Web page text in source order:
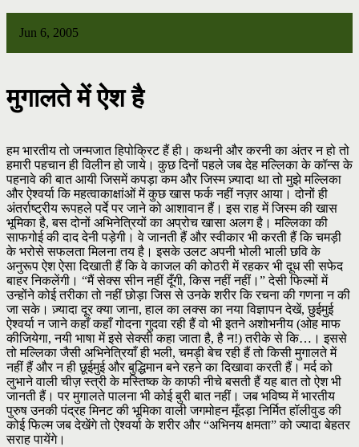
Jun 6, 2005
मुगालते में ऐश है
हम भारतीय तो जन्मजात हिपोक्रिट हैं ही। कथनी और करनी का अंतर न हो तो
हमारी पहचान ही विलीन हो जाये। कुछ दिनों पहले जब देह मल्लिका के कॉन्स के
पहनावे की बात आयी जिसमें कपड़ा कम और जिस्म ज़्यादा था तो मुझे मल्लिका
और ऐश्वर्या कि महत्वाकाक्षांओं में कुछ खास फर्क नहीं नज़र आया। दोनों ही
अंतर्राष्ट्रीय रूपहले पर्दे पर जाने को आशावान हैं। इस राह में जिस्म की खास
भूमिका है, बस दोनों अभिनेत्रियों का अप्रोच खासा अलग है। मल्लिका की
साफगोई की दाद देनी पड़ेगी। वे जानती हैं और स्वीकार भी करती हैं कि चमड़ी
के भरोसे सफलता मिलना तय है। इसके उलट अपनी भोली भाली छवि के
अनुरूप ऐश ऐसा दिखाती हैं कि वे काजल की कोठरी में रहकर भी दूध सी सफेद
बाहर निकलेंगी। “मैं सेक्स सीन नहीं दूँगी, किस नहीं नहीं।” देसी फिल्मों में
उन्होंने कोई तरीका तो नहीं छोड़ा जिस से उनके शरीर कि रचना की गणना न की
जा सके। ज़्यादा दूर क्या जाना, हाल का लक्स का नया विज्ञापन देखें, छुईमुई
ऐश्वर्या न जाने कहाँ कहाँ गोदना गुदवा रही हैं वो भी इतने अशोभनीय (ओह माफ
कीजियेगा, नयी भाषा में इसे सेक्सी कहा जाता है, है न!) तरीके से कि…। इससे
तो मल्लिका जैसी अभिनेत्रियाँ ही भली, चमड़ी बेच रही हैं तो किसी मुगालते में
नहीं हैं और न ही छूईमुई और बुद्धिमान बने रहने का दिखावा करती हैं। मर्द को
लुभाने वाली चीज़ स्त्री के मस्तिष्क के काफी नीचे बसती हैं यह बात तो ऐश भी
जानती हैं। पर मुगालते पालना भी कोई बुरी बात नहीं। जब भविष्य में भारतीय
पुरुष उनकी पंद्रह मिनट की भूमिका वाली जगमोहन मूँदड़ा निर्मित हॉलीवुड की
कोई फिल्म जब देखेंगे तो ऐश्वर्या के शरीर और “अभिनय क्षमता” को ज्यादा बेहतर
सराह पायेंगे।